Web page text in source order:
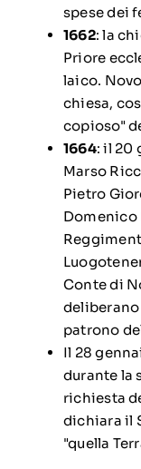
spese dei
1662:la
Priore
laico.
chiesa,
copioso"
1664: il 20
Marso
Pietro
Domenico
Conte di
patrono
Il 28
durante la
richiesta
dichiara il
"quella